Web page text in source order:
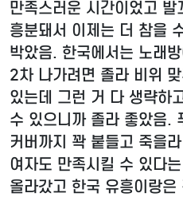
만족스러운 시간이었고
흥분돼서 이제는 더 참을
박았음. 한국에서는 노래
2차 나가려면 졸라 비위
있는데 그런 거 다 생략하
수 있으니까 졸라 좋았음.
커버까지 꽉 붙들고 죽을
여자도 만족시킬 수 있다
올라갔고 한국 유흥이랑